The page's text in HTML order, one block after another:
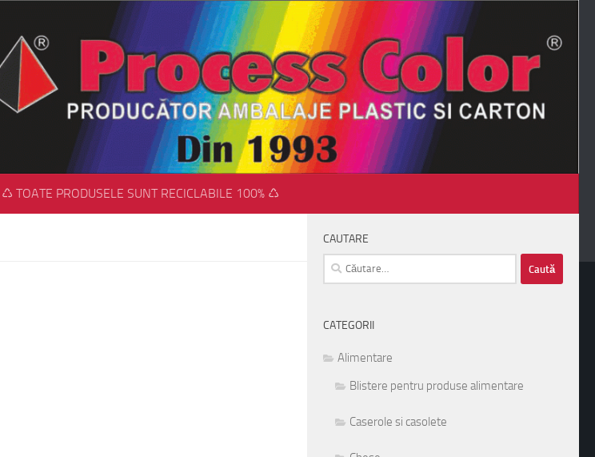
♺ TOATE PRODUSELE SUNT RECICLABILE 100% ♺
CAUTARE
Caută
după:
CATEGORII
Alimentare
Blistere pentru produse alimentare
Caserole si casolete